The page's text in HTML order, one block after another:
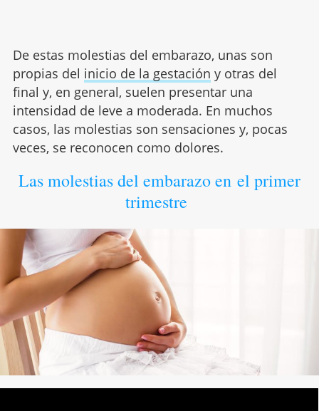
De estas molestias del embarazo, unas son
propias del inicio de la gestación y otras del
final y, en general, suelen presentar una
intensidad de leve a moderada. En muchos
casos, las molestias son sensaciones y, pocas
veces, se reconocen como dolores.
Las molestias del embarazo en el primer
trimestre